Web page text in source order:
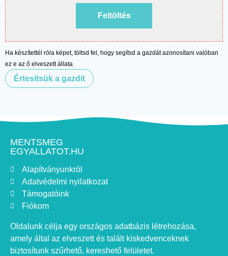
Feltöltés
Ha készítettél róla képet, töltsd fel, hogy segítsd a gazdát azonosítani valóban
ez e az ő elveszett állata
Értesítsük a gazdit
MENTSMEG
EGYALLATOT.HU
Alapítványunkról
Adatvédelmi nyilatkozat
Támogatóink
Fiókom
Oldalunk célja egy országos adatbázis létrehozása,
amely által az elveszett és talált kiskedvenceknek
biztosítunk szűrhető, kereshető felületet.